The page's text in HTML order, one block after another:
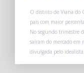
O distrito de Viana do
país com maior
No segundo trimestre
saíram do mercado em
divulgada pelo idealista.